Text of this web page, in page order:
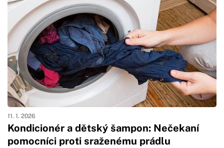
Kondicionér a dětský šampon: Nečekaní
pomocníci proti sraženému prádlu
11. 1. 2026